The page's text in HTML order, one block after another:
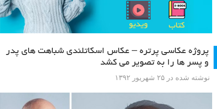
پروژه عکاسی پرتره – عکاس اسکاتلندی شباهت های پدر
و پسر ها را به تصویر می کشد
نوشته شده در ۲۵ شهریور ۱۳۹۲